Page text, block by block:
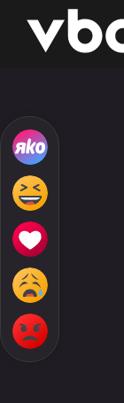
👾